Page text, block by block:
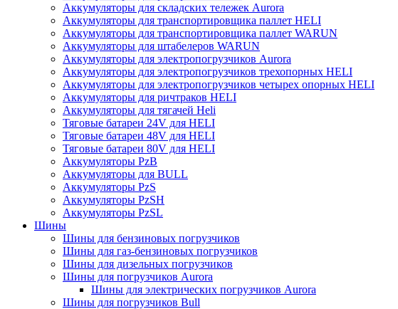
Аккумуляторы для складских тележек Aurora
Аккумуляторы для транспортировщика паллет HELI
Аккумуляторы для транспортировщика паллет WARUN
Аккумуляторы для штабелеров WARUN
Аккумуляторы для электропогрузчиков Aurora
Аккумуляторы для электропогрузчиков трехопорных HELI
Аккумуляторы для электропогрузчиков четырех опорных HELI
Аккумуляторы для ричтраков HELI
Аккумуляторы для тягачей Heli
Тяговые батареи 24V для HELI
Тяговые батареи 48V для HELI
Тяговые батареи 80V для HELI
Аккумуляторы PzB
Аккумуляторы для BULL
Аккумуляторы PzS
Аккумуляторы PzSH
Аккумуляторы PzSL
Шины
Шины для бензиновых погрузчиков
Шины для газ-бензиновых погрузчиков
Шины для дизельных погрузчиков
Шины для погрузчиков Aurora
Шины для электрических погрузчиков Aurora
Шины для погрузчиков Bull